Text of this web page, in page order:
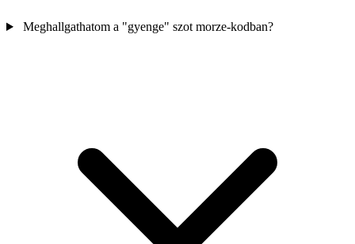
Meghallgathatom a "gyenge" szot morze-kodban?